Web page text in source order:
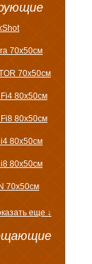
70х50см
70х50см
80х50см
80х50см
80х50см
80х50см
70х50см
еще ↓